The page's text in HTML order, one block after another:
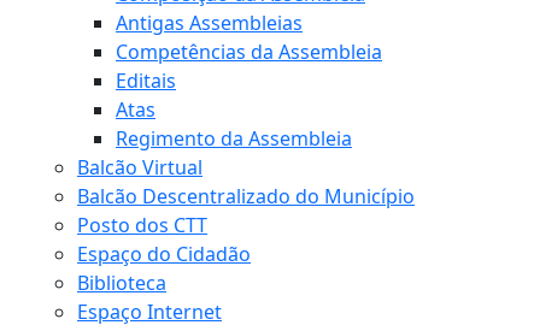
Antigas Assembleias
Competências da Assembleia
Editais
Atas
Regimento da Assembleia
Balcão Virtual
Balcão Descentralizado do Município
Posto dos CTT
Espaço do Cidadão
Biblioteca
Espaço Internet